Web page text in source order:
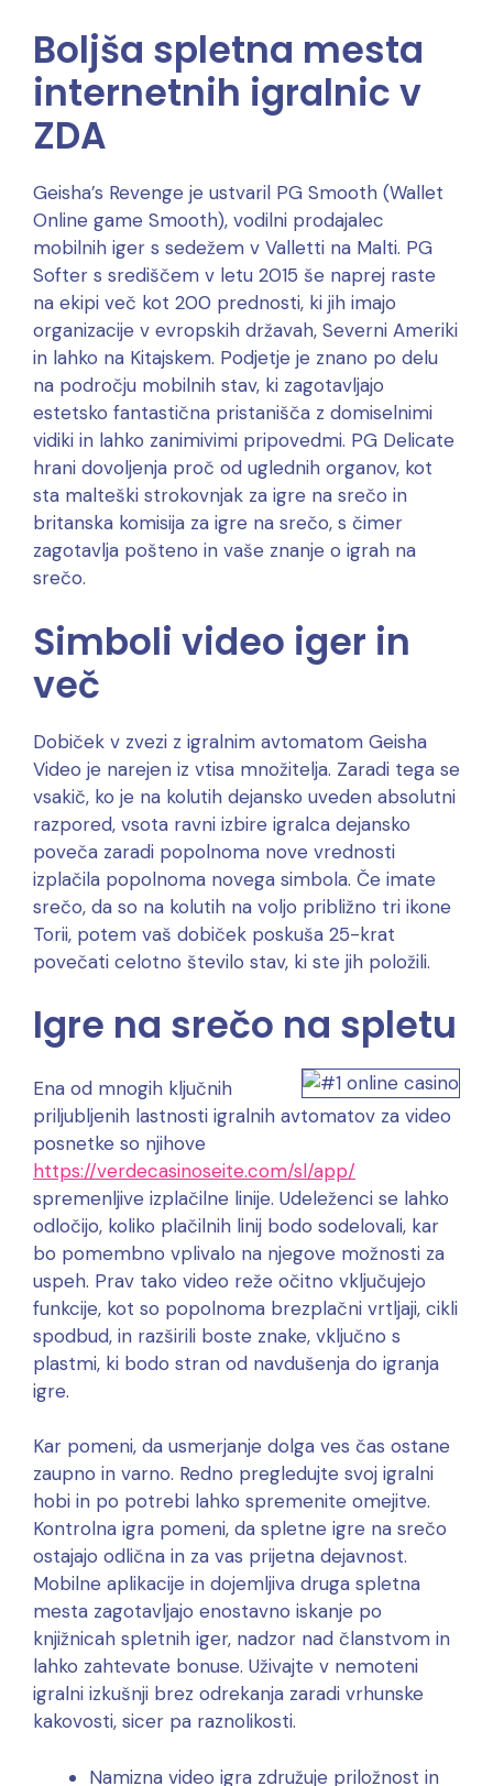
Boljša spletna mesta
internetnih igralnic v
ZDA
Geisha’s Revenge je ustvaril PG Smooth (Wallet
Online game Smooth), vodilni prodajalec
mobilnih iger s sedežem v Valletti na Malti. PG
Softer s središčem v letu 2015 še naprej raste
na ekipi več kot 200 prednosti, ki jih imajo
organizacije v evropskih državah, Severni Ameriki
in lahko na Kitajskem. Podjetje je znano po delu
na področju mobilnih stav, ki zagotavljajo
estetsko fantastična pristanišča z domiselnimi
vidiki in lahko zanimivimi pripovedmi. PG Delicate
hrani dovoljenja proč od uglednih organov, kot
sta malteški strokovnjak za igre na srečo in
britanska komisija za igre na srečo, s čimer
zagotavlja pošteno in vaše znanje o igrah na
srečo.
Simboli video iger in
več
Dobiček v zvezi z igralnim avtomatom Geisha
Video je narejen iz vtisa množitelja. Zaradi tega se
vsakič, ko je na kolutih dejansko uveden absolutni
razpored, vsota ravni izbire igralca dejansko
poveča zaradi popolnoma nove vrednosti
izplačila popolnoma novega simbola. Če imate
srečo, da so na kolutih na voljo približno tri ikone
Torii, potem vaš dobiček poskuša 25-krat
povečati celotno število stav, ki ste jih položili.
Igre na srečo na spletu
Ena od mnogih ključnih
priljubljenih lastnosti igralnih avtomatov za video
posnetke so njihove
https://verdecasinoseite.com/sl/app/
spremenljive izplačilne linije. Udeleženci se lahko
odločijo, koliko plačilnih linij bodo sodelovali, kar
bo pomembno vplivalo na njegove možnosti za
uspeh. Prav tako video reže očitno vključujejo
funkcije, kot so popolnoma brezplačni vrtljaji, cikli
spodbud, in razširili boste znake, vključno s
plastmi, ki bodo stran od navdušenja do igranja
igre.
Kar pomeni, da usmerjanje dolga ves čas ostane
zaupno in varno. Redno pregledujte svoj igralni
hobi in po potrebi lahko spremenite omejitve.
Kontrolna igra pomeni, da spletne igre na srečo
ostajajo odlična in za vas prijetna dejavnost.
Mobilne aplikacije in dojemljiva druga spletna
mesta zagotavljajo enostavno iskanje po
knjižnicah spletnih iger, nadzor nad članstvom in
lahko zahtevate bonuse. Uživajte v nemoteni
igralni izkušnji brez odrekanja zaradi vrhunske
kakovosti, sicer pa raznolikosti.
Namizna video igra združuje priložnost in